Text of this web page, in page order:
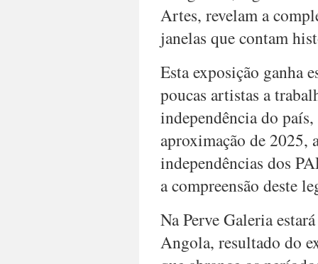
Artes, revelam a
janelas que contam
Esta exposição ganha
poucas artistas a
independência do
aproximação de 2025,
independências dos
a compreensão deste
Na Perve Galeria
Angola, resultado do